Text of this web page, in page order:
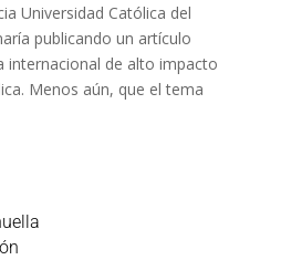
Universidad Católica del
publicando un artículo
internacional de alto impacto
Menos aún, que el tema